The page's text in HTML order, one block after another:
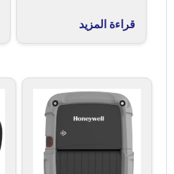
قراءة المزيد